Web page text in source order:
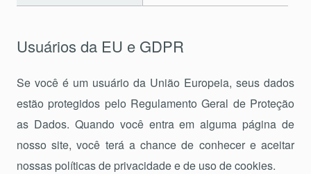
Usuários da EU e GDPR
Se você é um usuário da União Europeia, seus dados
estão protegidos pelo Regulamento Geral de Proteção
as Dados. Quando você entra em alguma página de
nosso site, você terá a chance de conhecer e aceitar
nossas políticas de privacidade e de uso de cookies.